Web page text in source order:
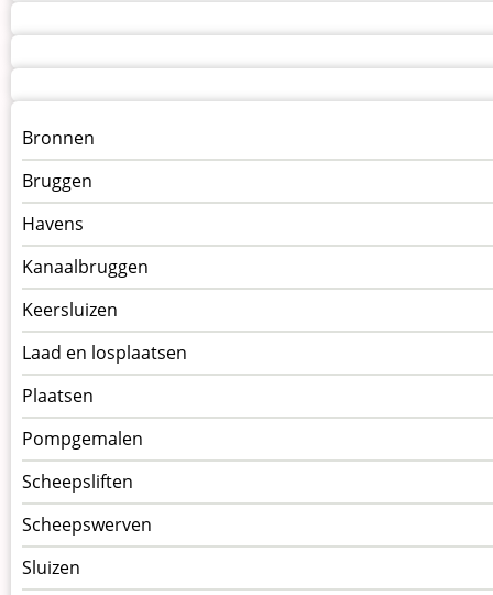
Menu
kunstwerken
op
kunstwerkpagina
Bronnen
Bruggen
Havens
Kanaalbruggen
Keersluizen
Laad en losplaatsen
Plaatsen
Pompgemalen
Scheepsliften
Scheepswerven
Sluizen